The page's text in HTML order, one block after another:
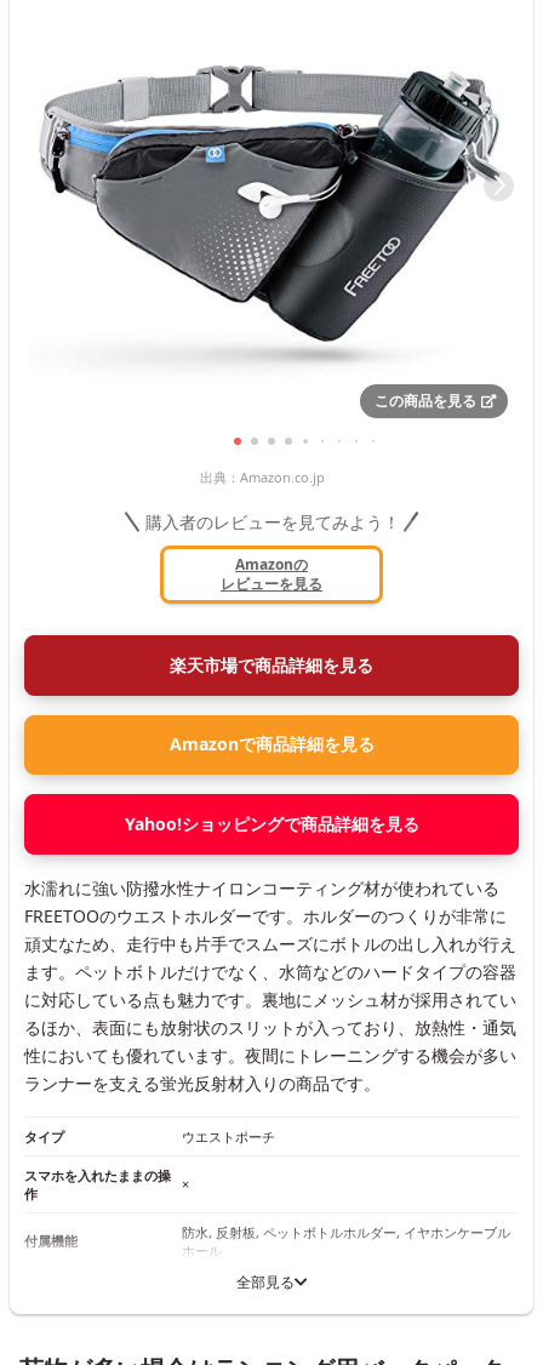
この商品を見る
出典： Amazon.co.jp
購入者のレビューを見てみよう！
Amazonの
レビューを見る
楽天市場で商品詳細を見る
Amazonで商品詳細を見る
Yahoo!ショッピングで商品詳細を見る
水濡れに強い防撥水性ナイロンコーティング材が使われている
FREETOOのウエストホルダーです。ホルダーのつくりが非常に
頑丈なため、走行中も片手でスムーズにボトルの出し入れが行え
ます。ペットボトルだけでなく、水筒などのハードタイプの容器
に対応している点も魅力です。裏地にメッシュ材が採用されてい
るほか、表面にも放射状のスリットが入っており、放熱性・通気
性においても優れています。夜間にトレーニングする機会が多い
ランナーを支える蛍光反射材入りの商品です。
タイプ ウエストポーチ
スマホを入れたままの操
作
×
付属機能
防水, 反射板, ペットボトルホルダー, イヤホンケーブル
ホール
全部見る